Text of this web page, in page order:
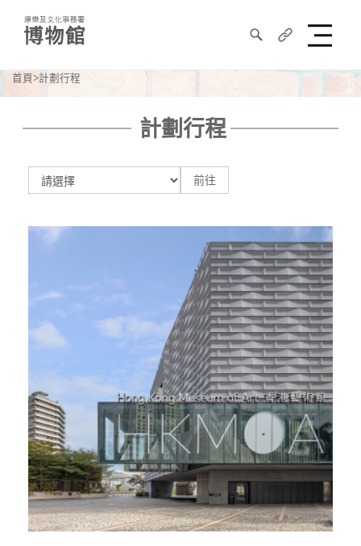
康
文
搜 分
首頁
計劃行程
計劃行程
往
前往